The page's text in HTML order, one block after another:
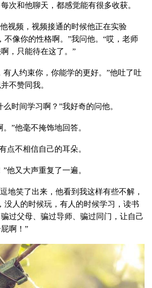
次和他聊天，都感觉能有很多收获。
视频，视频接通的时候他正在实验
不像你的性格啊。”我问他。“哎，老师
，只能待在这了。”
有人约束你，你能学的更好。”他吐了吐
不赞同我。
么时间学习啊？”我好奇的问他。
”他毫不掩饰地回答。
点不相信自己的耳朵。
他又大声重复了一遍。
地笑了出来，他看到我这样有些不解，
没人的时候玩，有人的时候学习，读书
过父母、骗过导师、骗过同门，让自己
啊！”